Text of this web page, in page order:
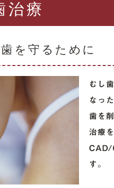
治療
を守るために
むし
なっ
歯を
治療
CAD/
す。